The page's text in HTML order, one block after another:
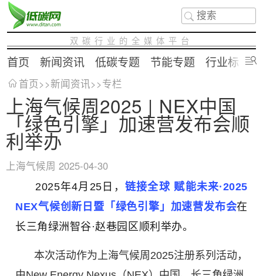
双碳行业的全媒体平台
首页 新闻资讯 低碳专题 节能专题 行业标准
首页>>新闻资讯>>专栏
上海气候周2025 | NEX中国
「绿色引擎」加速营发布会顺
利举办
上海气候周 2025-04-30
2025年4月25日， 链接全球 赋能未来·2025
NEX气候创新日暨「绿色引擎」加速营发布会在
长三角绿洲智谷·赵巷园区顺利举办。
本次活动作为上海气候周2025注册系列活动，